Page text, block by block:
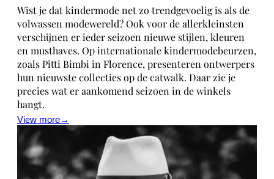
Wist je dat kindermode net zo trendgevoelig is als de
volwassen modewereld? Ook voor de allerkleinsten
verschijnen er ieder seizoen nieuwe stijlen, kleuren
en musthaves. Op internationale kindermodebeurzen,
zoals Pitti Bimbi in Florence, presenteren ontwerpers
hun nieuwste collecties op de catwalk. Daar zie je
precies wat er aankomend seizoen in de winkels
hangt.
View more→